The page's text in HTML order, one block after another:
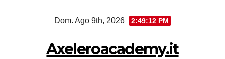
Dom. Ago 9th, 2026 2:49:13 PM
Axeleroacademy.it